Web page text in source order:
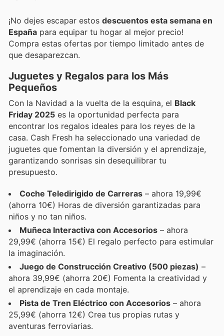
¡No dejes escapar estos descuentos esta semana en
España para equipar tu hogar al mejor precio!
Compra estas ofertas por tiempo limitado antes de
que desaparezcan.
Juguetes y Regalos para los Más
Pequeños
Con la Navidad a la vuelta de la esquina, el Black
Friday 2025 es la oportunidad perfecta para
encontrar los regalos ideales para los reyes de la
casa. Cash Fresh ha seleccionado una variedad de
juguetes que fomentan la diversión y el aprendizaje,
garantizando sonrisas sin desequilibrar tu
presupuesto.
Coche Teledirigido de Carreras – ahora 19,99€
(ahorra 10€) Horas de diversión garantizadas para
niños y no tan niños.
Muñeca Interactiva con Accesorios – ahora
29,99€ (ahorra 15€) El regalo perfecto para estimular
la imaginación.
Juego de Construcción Creativo (500 piezas) –
ahora 39,99€ (ahorra 20€) Fomenta la creatividad y
el aprendizaje en cada montaje.
Pista de Tren Eléctrico con Accesorios – ahora
25,99€ (ahorra 12€) Crea tus propias rutas y
aventuras ferroviarias.